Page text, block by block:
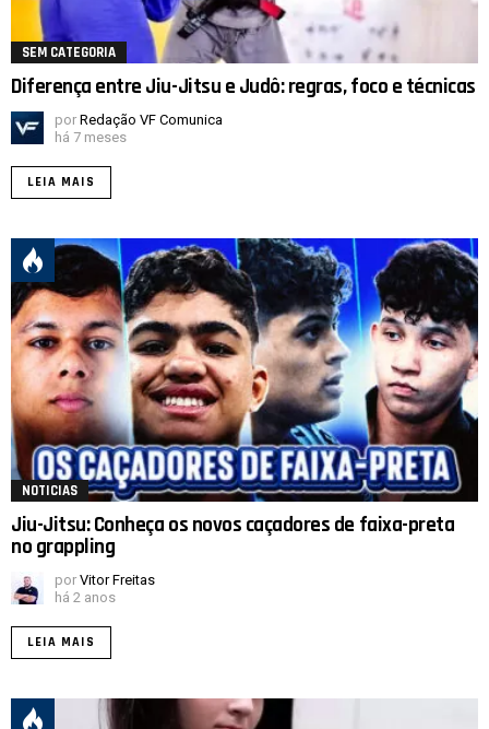
SEM CATEGORIA
Diferença entre Jiu-Jitsu e Judô: regras, foco e técnicas
por Redação VF Comunica
há 7 meses
LEIA MAIS
NOTICIAS
Jiu-Jitsu: Conheça os novos caçadores de faixa-preta
no grappling
por Vitor Freitas
há 2 anos
LEIA MAIS